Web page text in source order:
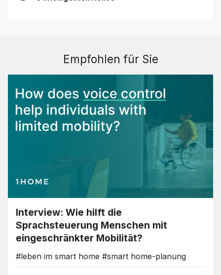
Empfohlen für Sie
Interview: Wie hilft die
Sprachsteuerung Menschen mit
eingeschränkter Mobilität?
#leben im smart home #smart home-planung